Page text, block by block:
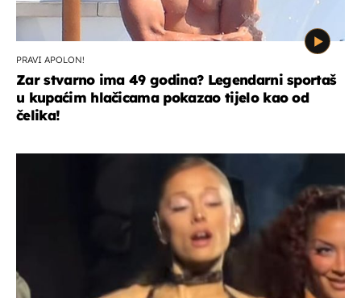
PRAVI APOLON!
Zar stvarno ima 49 godina? Legendarni sportaš
u kupaćim hlačicama pokazao tijelo kao od
čelika!